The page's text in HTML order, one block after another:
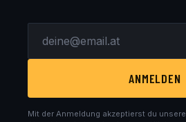
ANMELDEN
Mit der Anmeldung akzeptierst du unsere